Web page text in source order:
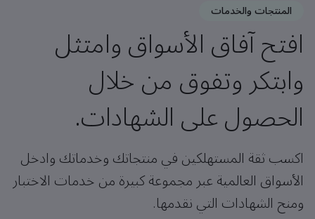
المنتجات والخدمات
افتح آفاق الأسواق وامتثل
وابتكر وتفوق من خلال
الحصول على الشهادات.
اكسب ثقة المستهلكين في منتجاتك وخدماتك وادخل
الأسواق العالمية عبر مجموعة كبيرة من خدمات الاختبار
ومنح الشهادات التي نقدمها.